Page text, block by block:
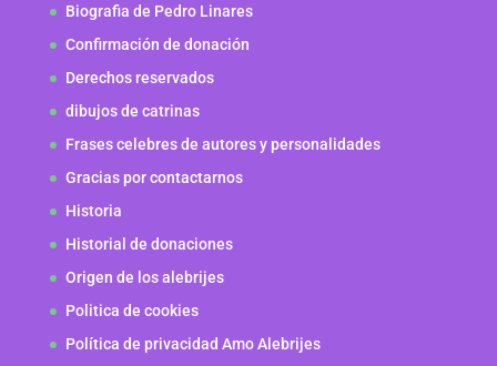
Biografia de Pedro Linares
Confirmación de donación
Derechos reservados
dibujos de catrinas
Frases celebres de autores y personalidades
Gracias por contactarnos
Historia
Historial de donaciones
Origen de los alebrijes
Politica de cookies
Política de privacidad Amo Alebrijes